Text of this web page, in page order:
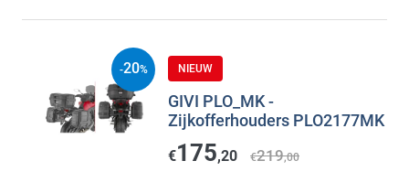
NIEUW
GIVI PLO_MK -
Zijkofferhouders PLO2177MK
€175,20 €219,00
-20%